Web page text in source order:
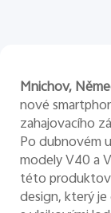
Mnichov,
nové
zahajovacího
Po dubnovém
modely V40 a
této
design, který